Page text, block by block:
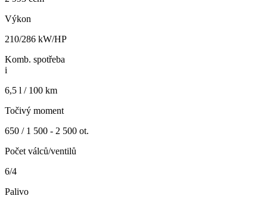
Výkon
210/286 kW/HP
Komb. spotřeba
i
6,5 l / 100 km
Točivý moment
650 / 1 500 - 2 500 ot.
Počet válců/ventilů
6/4
Palivo